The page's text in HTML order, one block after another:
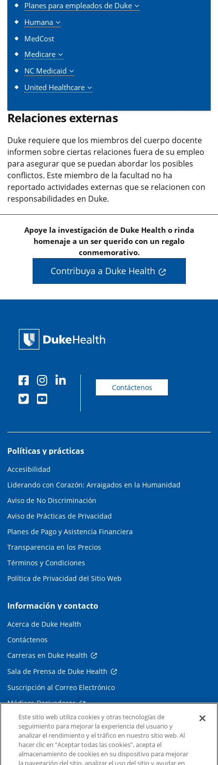
Planes para empleados de Duke
Humana
MedCost
Medicare
NC Medicaid
United Healthcare
Relaciones externas
Duke requiere que los miembros del cuerpo docente
informen sobre ciertas relaciones fuera de su empleo
para asegurar que se puedan abordar los posibles
conflictos. Este miembro de la facultad no ha
reportado actividades externas que se relacionen con
responsabilidades en Duke.
Apoye la investigación de Duke Health o rinda
homenaje a un ser querido con un regalo
conmemorativo.
Contribuya a Duke Health
Contáctenos
Políticas y prácticas
Accesibilidad
Liderando con Corazón: Arraigados en la Humanidad
Aviso de No Discriminación
Aviso de Prácticas de Privacidad
Planes de Pago y Asistencia Financiera
Transparencia en los Precios
Términos y Condiciones
Política de Privacidad del Sitio Web
Información y contacto
Acerca de Duke Health
Contáctenos
Carreras en Duke Health
Sala de Prensa de Duke Health
Suscripción al Correo Electrónico
Médicos Derivadores
Enlaces relacionados
Duke Cancer Institute
Este sitio web utiliza cookies y otras tecnologías de
seguimiento para mejorar la experiencia del usuario y
analizar el rendimiento y el tráfico en nuestro sitio web. Al
hacer clic en "Aceptar todas las cookies", acepta el
almacenamiento de cookies en su dispositivo para mejorar
la navegación del sitio, analizar el uso del sitio y ayudar en